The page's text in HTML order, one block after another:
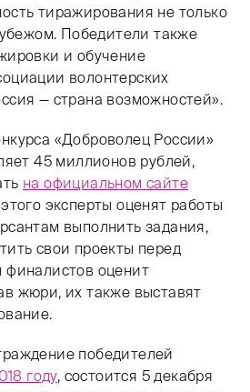
тиражирования не только
Победители также
и обучение
волонтерских
— страна возможностей».
«Доброволец России»
45 миллионов рублей,
на официальном сайте
эксперты оценят работы
выполнить задания,
свои проекты перед
финалистов оценит
жюри, их также выставят
победителей
году, состоится 5 декабря